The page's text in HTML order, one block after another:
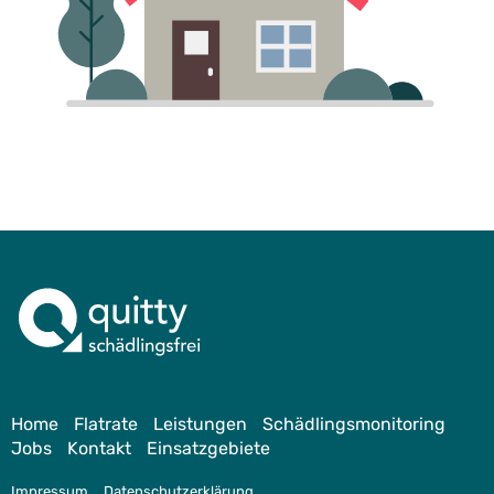
Home Flatrate Leistungen
Schädlingsmonitoring
Jobs
Kontakt Einsatzgebiete